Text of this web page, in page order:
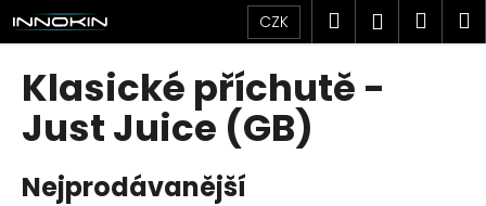
Přejít
na
obsah
CZK Hledat
Klasické příchutě -
Just Juice (GB)
Nejprodávanější
K
o
C
o
p